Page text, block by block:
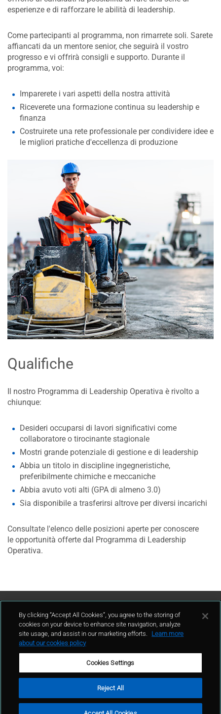
esperienze e di rafforzare le abilità di leadership.
Come partecipanti al programma, non rimarrete soli. Sarete
affiancati da un mentore senior, che seguirà il vostro
progresso e vi offrirà consigli e supporto. Durante il
programma, voi:
Imparerete i vari aspetti della nostra attività
Riceverete una formazione continua su leadership e
finanza
Costruirete una rete professionale per condividere idee e
le migliori pratiche d'eccellenza di produzione
Qualifiche
Il nostro Programma di Leadership Operativa è rivolto a
chiunque:
Desideri occuparsi di lavori significativi come
collaboratore o tirocinante stagionale
Mostri grande potenziale di gestione e di leadership
Abbia un titolo in discipline ingegneristiche,
preferibilmente chimiche e meccaniche
Abbia avuto voti alti (GPA di almeno 3.0)
Sia disponibile a trasferirsi altrove per diversi incarichi
Consultate l'elenco delle posizioni aperte per conoscere
le opportunità offerte dal Programma di Leadership
Operativa.
Contattaci
contatto
Condizioni d'uso
Politica sulla privacy
Cookie policy
Mappa del sito
By clicking “Accept All Cookies”, you agree to the storing of
cookies on your device to enhance site navigation, analyze
site usage, and assist in our marketing efforts.
Learn more
about our cookies policy
Cookies Settings
Reject All